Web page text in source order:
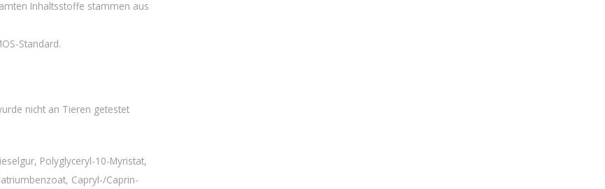
Inhaltsstoffe stammen aus
Standard.
nicht an Tieren getestet
Polyglyceryl-10-Myristat,
Capryl-/Caprin-